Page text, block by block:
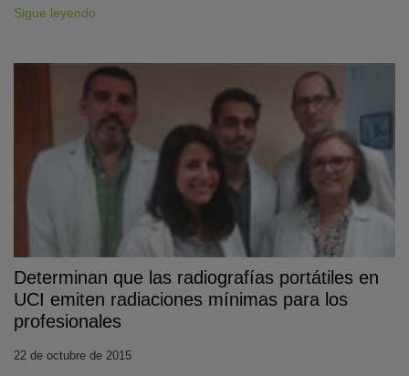
Sigue leyendo
Determinan que las radiografías portátiles en
UCI emiten radiaciones mínimas para los
profesionales
22 de octubre de 2015